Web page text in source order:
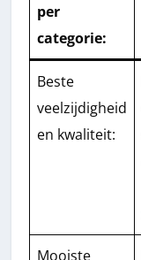
per
categorie:
Beste
veelzijdigheid
en kwaliteit:
Mooiste